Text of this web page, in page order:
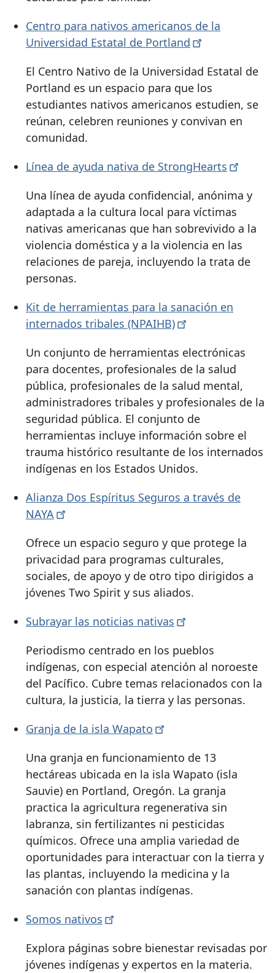
Centro para nativos americanos de la
Universidad Estatal de Portland
El Centro Nativo de la Universidad Estatal de
Portland es un espacio para que los
estudiantes nativos americanos estudien, se
reúnan, celebren reuniones y convivan en
comunidad.
Línea de ayuda nativa de StrongHearts
Una línea de ayuda confidencial, anónima y
adaptada a la cultura local para víctimas
nativas americanas que han sobrevivido a la
violencia doméstica y a la violencia en las
relaciones de pareja, incluyendo la trata de
personas.
Kit de herramientas para la sanación en
internados tribales (NPAIHB)
Un conjunto de herramientas electrónicas
para docentes, profesionales de la salud
pública, profesionales de la salud mental,
administradores tribales y profesionales de la
seguridad pública. El conjunto de
herramientas incluye información sobre el
trauma histórico resultante de los internados
indígenas en los Estados Unidos.
Alianza Dos Espíritus Seguros a través de
NAYA
Ofrece un espacio seguro y que protege la
privacidad para programas culturales,
sociales, de apoyo y de otro tipo dirigidos a
jóvenes Two Spirit y sus aliados.
Subrayar las noticias nativas
Periodismo centrado en los pueblos
indígenas, con especial atención al noroeste
del Pacífico. Cubre temas relacionados con la
cultura, la justicia, la tierra y las personas.
Granja de la isla Wapato
Una granja en funcionamiento de 13
hectáreas ubicada en la isla Wapato (isla
Sauvie) en Portland, Oregón. La granja
practica la agricultura regenerativa sin
labranza, sin fertilizantes ni pesticidas
químicos. Ofrece una amplia variedad de
oportunidades para interactuar con la tierra y
las plantas, incluyendo la medicina y la
sanación con plantas indígenas.
Somos nativos
Explora páginas sobre bienestar revisadas por
jóvenes indígenas y expertos en la materia.